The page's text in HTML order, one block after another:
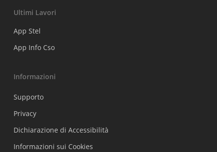
Ultimi Lavori
App Stel
App Info Cso
Informazioni
Supporto
Privacy
Dichiarazione di Accessibilità
Informazioni sui Cookies